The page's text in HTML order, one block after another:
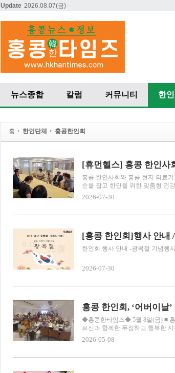
Update 2026.08.07(금)
뉴스종합 칼럼 커뮤니티 한인
홈 한인단체 홍콩한인회
홍콩 한인사회와 홍콩 현지 의료
손을 잡고 한인을 위한 맞춤형 건
2026-07-30
[홍콩 한인회]행사 안내
한인회 행사 안내 -광복절 기념행
2026-07-30
홍콩 한인회, ‘어버이날
◆홍콩한타임즈◆ 5월 8일(금) ■ 홍
르신과 함께한 푸짐하고 행복한
2026-05-08